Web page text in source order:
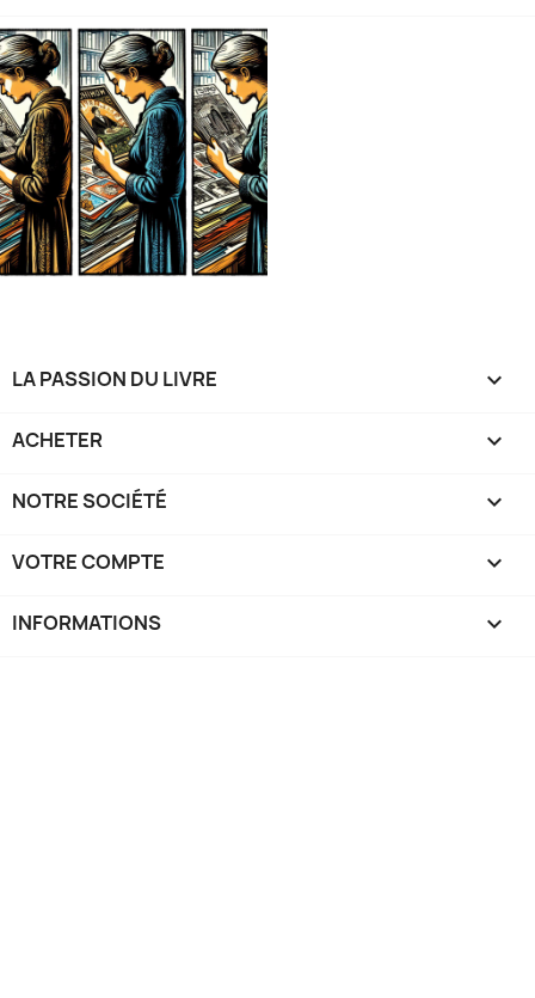
LA PASSION DU LIVRE 
ACHETER 
NOTRE SOCIÉTÉ 
VOTRE COMPTE 
INFORMATIONS keyboard_arrow_down